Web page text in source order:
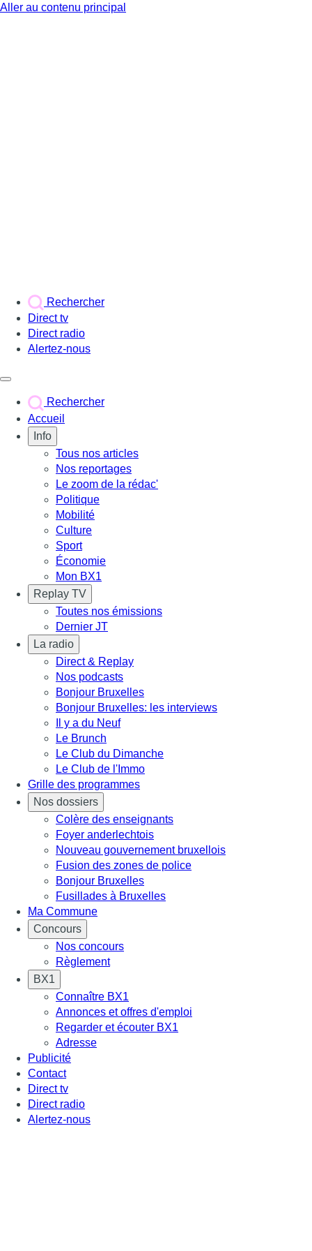
Aller au contenu principal
Rechercher
Direct tv
Direct radio
Alertez-nous
Rechercher
Accueil
Info
Tous nos articles
Nos reportages
Le zoom de la rédac'
Politique
Mobilité
Culture
Sport
Économie
Mon BX1
Replay TV
Toutes nos émissions
Dernier JT
La radio
Direct & Replay
Nos podcasts
Bonjour Bruxelles
Bonjour Bruxelles: les interviews
Il y a du Neuf
Le Brunch
Le Club du Dimanche
Le Club de l'Immo
Grille des programmes
Nos dossiers
Colère des enseignants
Foyer anderlechtois
Nouveau gouvernement bruxellois
Fusion des zones de police
Bonjour Bruxelles
Fusillades à Bruxelles
Ma Commune
Concours
Nos concours
Règlement
BX1
Connaître BX1
Annonces et offres d'emploi
Regarder et écouter BX1
Adresse
Publicité
Contact
Direct tv
Direct radio
Alertez-nous